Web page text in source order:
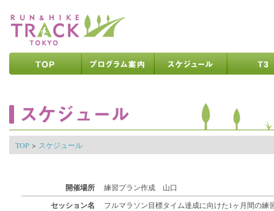
TOP > スケジュール
開催場所 練習プラン作成 山口
セッション名
フルマラソン目標タイム達成に向けた1ヶ月間の練